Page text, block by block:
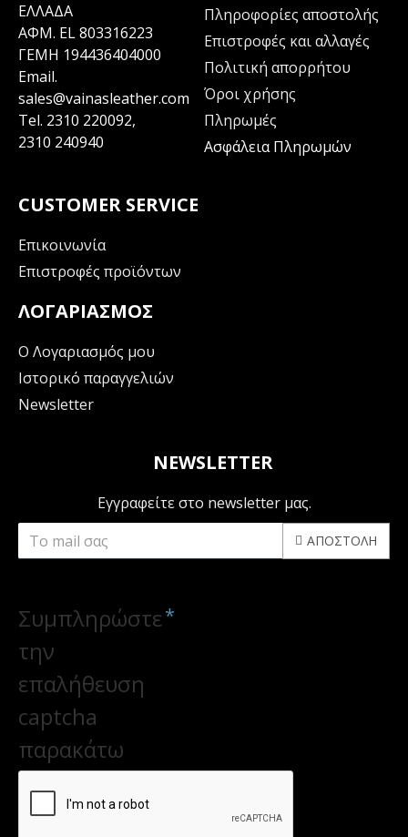
ΕΛΛΑΔΑ
ΑΦΜ. EL 803316223
ΓΕΜΗ 194436404000
Email.
sales@vainasleather.com
Tel. 2310 220092,
2310 240940
Πληροφορίες αποστολής
Επιστροφές και αλλαγές
Πολιτική απορρήτου
Όροι χρήσης
Πληρωμές
Ασφάλεια Πληρωμών
CUSTOMER SERVICE
Επικοινωνία
Επιστροφές προϊόντων
ΛΟΓΑΡΙΑΣΜΌΣ
Ο Λογαριασμός μου
Ιστορικό παραγγελιών
Newsletter
NEWSLETTER
Εγγραφείτε στο newsletter μας.
ΑΠΟΣΤΟΛΉ
Συμπληρώστε
την
επαλήθευση
captcha
παρακάτω